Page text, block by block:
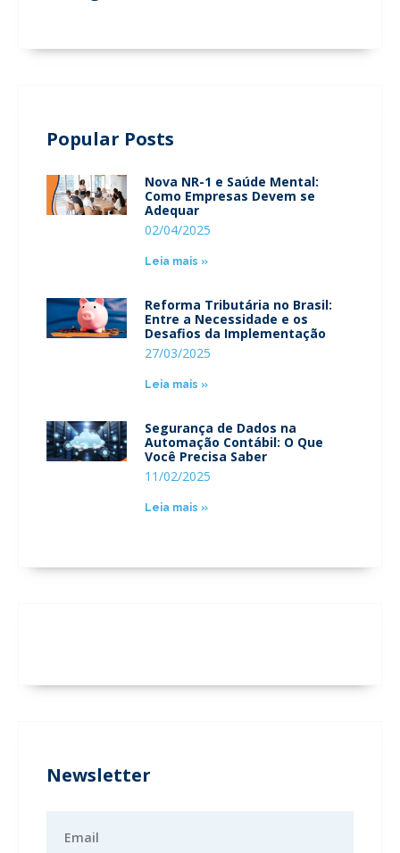
Popular Posts
Nova NR-1 e Saúde Mental:
Como Empresas Devem se
Adequar
02/04/2025
Leia mais »
Reforma Tributária no Brasil:
Entre a Necessidade e os
Desafios da Implementação
27/03/2025
Leia mais »
Segurança de Dados na
Automação Contábil: O Que
Você Precisa Saber
11/02/2025
Leia mais »
Newsletter